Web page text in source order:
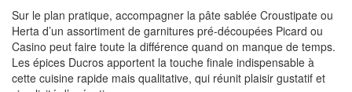
Sur le plan pratique, accompagner la pâte sablée Croustipate ou
Herta d’un assortiment de garnitures pré-découpées Picard ou
Casino peut faire toute la différence quand on manque de temps.
Les épices Ducros apportent la touche finale indispensable à
cette cuisine rapide mais qualitative, qui réunit plaisir gustatif et